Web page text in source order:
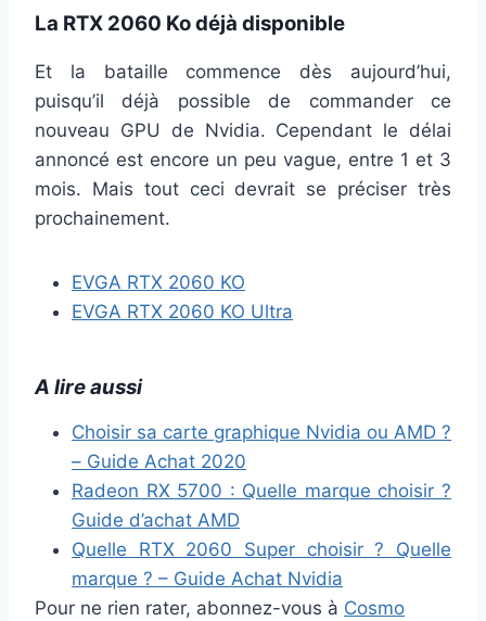
La RTX 2060 Ko déjà disponible
Et la bataille commence dès aujourd’hui,
puisqu’il déjà possible de commander ce
nouveau GPU de Nvidia. Cependant le délai
annoncé est encore un peu vague, entre 1 et 3
mois. Mais tout ceci devrait se préciser très
prochainement.
EVGA RTX 2060 KO
EVGA RTX 2060 KO Ultra
A lire aussi
Choisir sa carte graphique Nvidia ou AMD ?
– Guide Achat 2020
Radeon RX 5700 : Quelle marque choisir ?
Guide d’achat AMD
Quelle RTX 2060 Super choisir ? Quelle
marque ? – Guide Achat Nvidia
Pour ne rien rater, abonnez-vous à Cosmo